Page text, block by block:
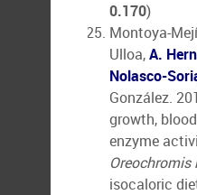
0.170)
Montoya-
Ulloa,A.
Nolasco-
González.
growth,
enzyme
isocaloric